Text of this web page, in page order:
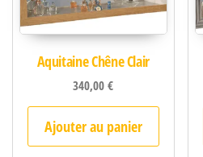
Aquitaine Chêne Clair
340,00€
Ajouter au panier